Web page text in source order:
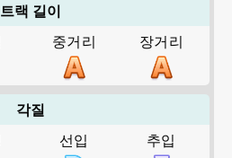
트랙 길이
중거리 장거리
각질
선입 추입